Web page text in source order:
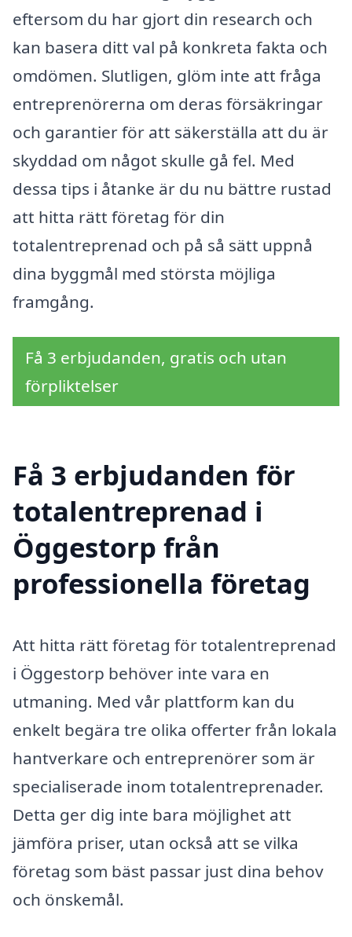
eftersom du har gjort din research och
kan basera ditt val på konkreta fakta och
omdömen. Slutligen, glöm inte att fråga
entreprenörerna om deras försäkringar
och garantier för att säkerställa att du är
skyddad om något skulle gå fel. Med
dessa tips i åtanke är du nu bättre rustad
att hitta rätt företag för din
totalentreprenad och på så sätt uppnå
dina byggmål med största möjliga
framgång.
Få 3 erbjudanden, gratis och utan
förpliktelser
Få 3 erbjudanden för
totalentreprenad i
Öggestorp från
professionella företag
Att hitta rätt företag för totalentreprenad
i Öggestorp behöver inte vara en
utmaning. Med vår plattform kan du
enkelt begära tre olika offerter från lokala
hantverkare och entreprenörer som är
specialiserade inom totalentreprenader.
Detta ger dig inte bara möjlighet att
jämföra priser, utan också att se vilka
företag som bäst passar just dina behov
och önskemål.